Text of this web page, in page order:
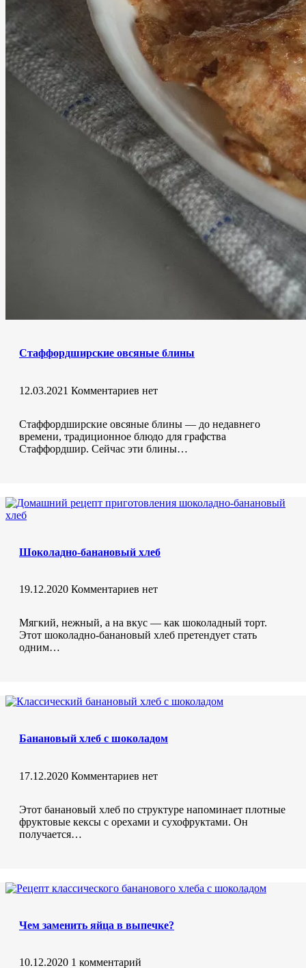
Стаффордширские овсяные блины
12.03.2021 Комментариев нет
Стаффордширские овсяные блины — до недавнего
времени, традиционное блюдо для графства
Стаффордшир. Сейчас эти блины…
Шоколадно-банановый хлеб
19.12.2020 Комментариев нет
Мягкий, нежный, а на вкус — как шоколадный торт.
Этот шоколадно-банановый хлеб претендует стать
одним…
Банановый хлеб с шоколадом
17.12.2020 Комментариев нет
Этот банановый хлеб по структуре напоминает плотные
фруктовые кексы с орехами и сухофруктами. Он
получается…
Чем заменить яйца в выпечке?
10.12.2020 1 комментарий